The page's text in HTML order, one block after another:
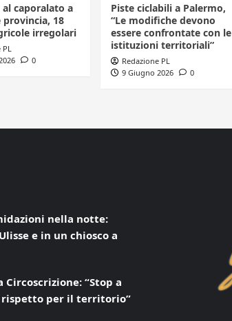
caporalato a
provincia, 18
irregolari
0
Piste ciclabili a Palermo,
“Le modifiche devono
essere confrontate con le
istituzioni territoriali”
Redazione PL
9 Giugno 2026
0
nella notte:
e in un chiosco a
“Stop a
per il territorio”